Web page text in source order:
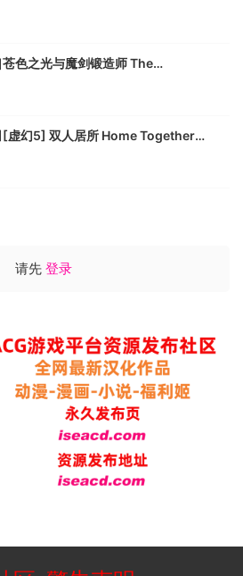
未公开的第六艘建造中的星舰，等
色之光与魔剑锻造师 The
存档[PC+安卓joi 2.9g][百度]
虚幻5] 双人居所 Home Together
请先 登录